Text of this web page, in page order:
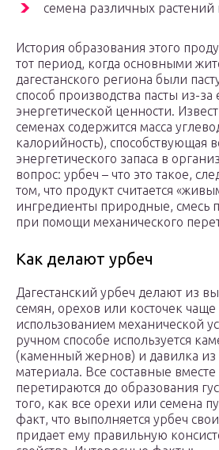
семена различных растений
История образования этого
тот период, когда основными
дагестанского региона были
способ производства пасты из-за
энергетической ценности.
семенах содержится масса
калорийность), способствующая
энергетического запаса в
вопрос: урбеч – что это такое,
том, что продукт считается
ингредиенты природные, смесь
при помощи механического
Как делают урбеч
Дагестанский урбеч делают из
семян, орехов или косточек
использованием механической
ручном способе используется
(каменный жернов) и давилка из
материала. Все составные
перетираются до образования
того, как все орехи или семена
факт, что выполняется урбеч
придает ему правильную